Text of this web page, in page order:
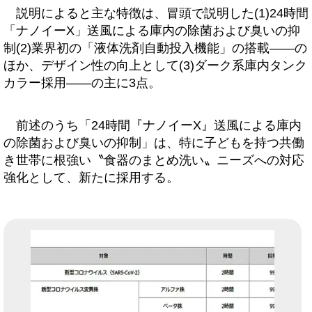
説明によると主な特徴は、冒頭で説明した(1)24時間
「ナノイーX」送風による庫内の除菌および臭いの抑
制(2)業界初の「液体洗剤自動投入機能」の搭載――の
ほか、デザイン性の向上として(3)ダーク系庫内タンク
カラー採用――の主に3点。
前述のうち「24時間『ナノイーX』送風による庫内
の除菌および臭いの抑制」は、特に子どもを持つ共働
き世帯に根強い〝食器のまとめ洗い〟ニーズへの対応
強化として、新たに採用する。